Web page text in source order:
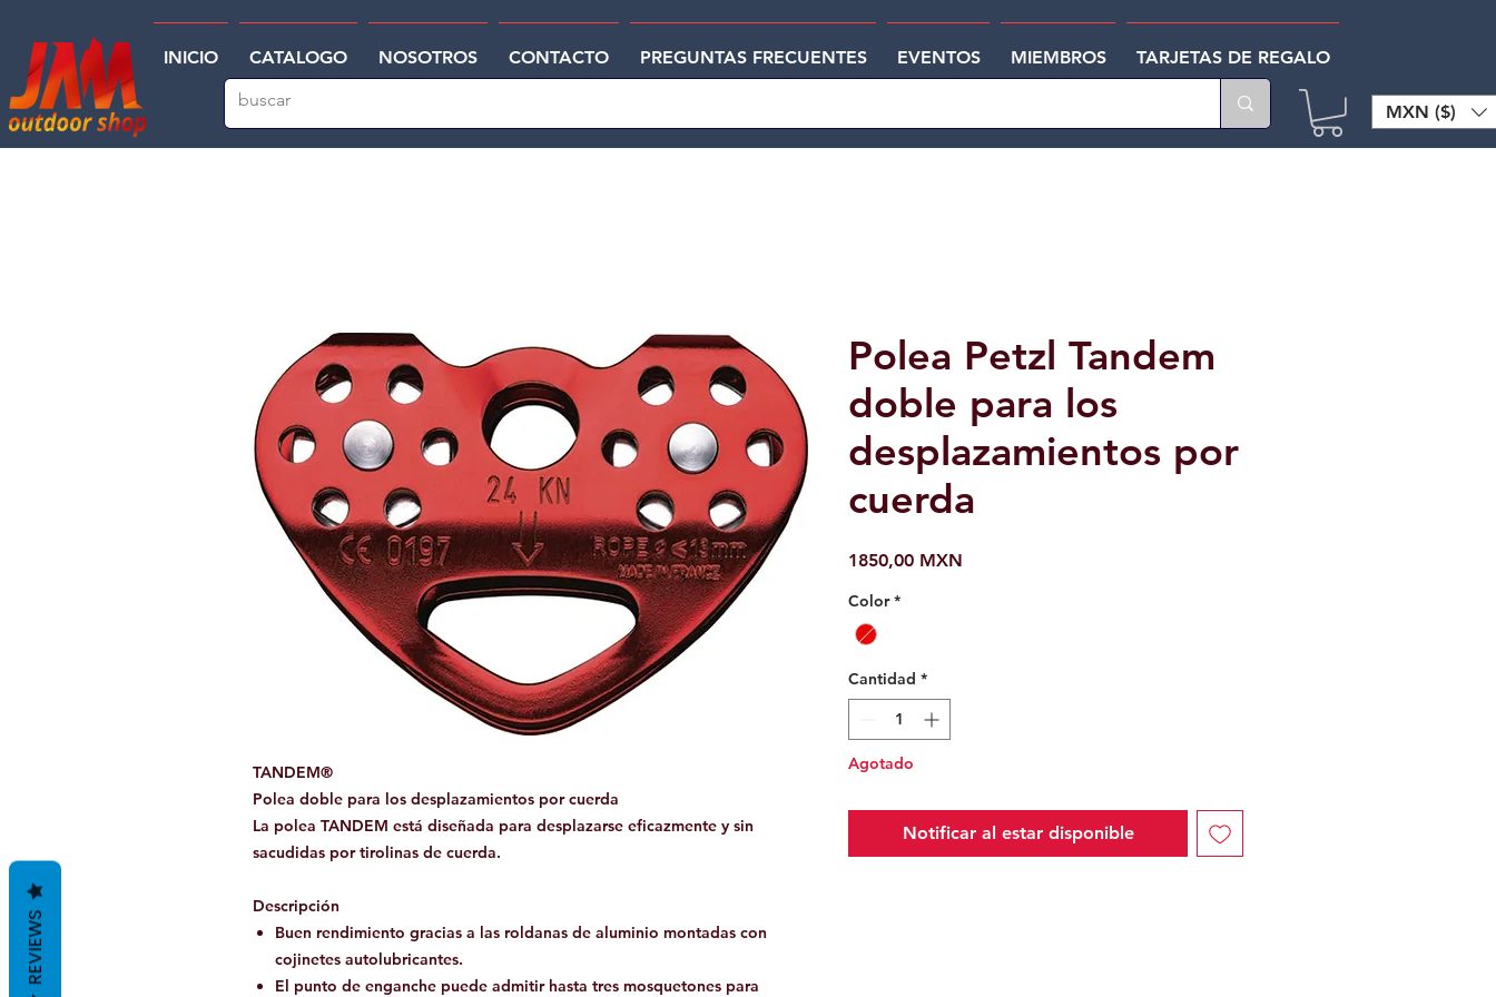
INICIO CATALOGO NOSOTROS CONTACTO PREGUNTAS FRECUENTES EVENTOS MIEMBROS TARJETAS DE REGALO
MXN ($)
TANDEM®
Polea doble para los desplazamientos por cuerda
La polea TANDEM está diseñada para desplazarse eficazmente y sin
sacudidas por tirolinas de cuerda.
Descripción
Buen rendimiento gracias a las roldanas de aluminio montadas con
cojinetes autolubricantes.
El punto de enganche puede admitir hasta tres mosquetones para
Polea Petzl Tandem
doble para los
desplazamientos por
cuerda
1850,00 MXN
Color *
Cantidad *
Agotado
Notificar al estar disponible
REVIEWS